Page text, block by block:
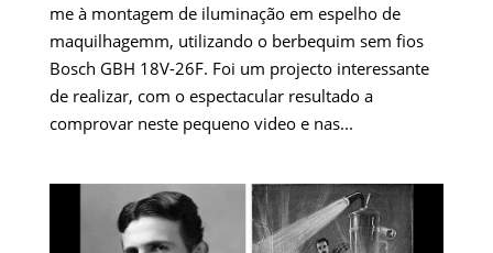
me à montagem de iluminação em espelho de
maquilhagemm, utilizando o berbequim sem fios
Bosch GBH 18V-26F. Foi um projecto interessante
de realizar, com o espectacular resultado a
comprovar neste pequeno video e nas...